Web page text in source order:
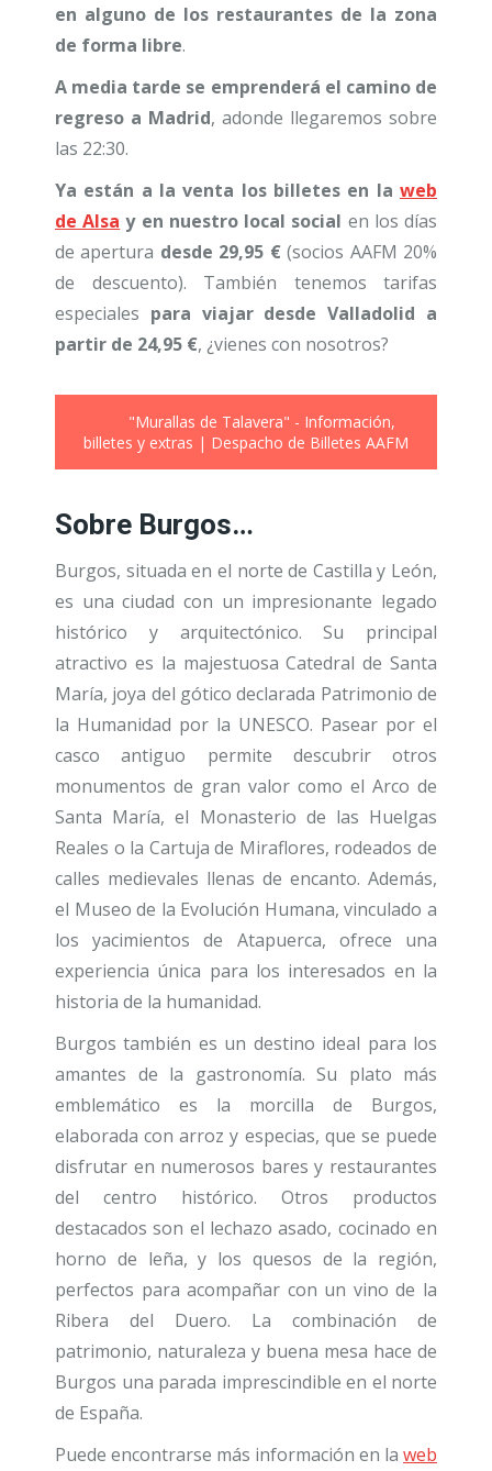
en alguno de los restaurantes de la zona
de forma libre.
A media tarde se emprenderá el camino de
regreso a Madrid, adonde llegaremos sobre
las 22:30.
Ya están a la venta los billetes en la web
de Alsa y en nuestro local social en los días
de apertura desde 29,95 €(socios AAFM 20%
de descuento). También tenemos tarifas
especiales para viajar desde Valladolid a
partir de 24,95 €, ¿vienes con nosotros?
"Murallas de Talavera" - Información,
billetes y extras | Despacho de Billetes AAFM
Sobre Burgos…
Burgos, situada en el norte de Castilla y León,
es una ciudad con un impresionante legado
histórico y arquitectónico. Su principal
atractivo es la majestuosa Catedral de Santa
María, joya del gótico declarada Patrimonio de
la Humanidad por la UNESCO. Pasear por el
casco antiguo permite descubrir otros
monumentos de gran valor como el Arco de
Santa María, el Monasterio de las Huelgas
Reales o la Cartuja de Miraflores, rodeados de
calles medievales llenas de encanto. Además,
el Museo de la Evolución Humana, vinculado a
los yacimientos de Atapuerca, ofrece una
experiencia única para los interesados en la
historia de la humanidad.
Burgos también es un destino ideal para los
amantes de la gastronomía. Su plato más
emblemático es la morcilla de Burgos,
elaborada con arroz y especias, que se puede
disfrutar en numerosos bares y restaurantes
del centro histórico. Otros productos
destacados son el lechazo asado, cocinado en
horno de leña, y los quesos de la región,
perfectos para acompañar con un vino de la
Ribera del Duero. La combinación de
patrimonio, naturaleza y buena mesa hace de
Burgos una parada imprescindible en el norte
de España.
Puede encontrarse más información en la web